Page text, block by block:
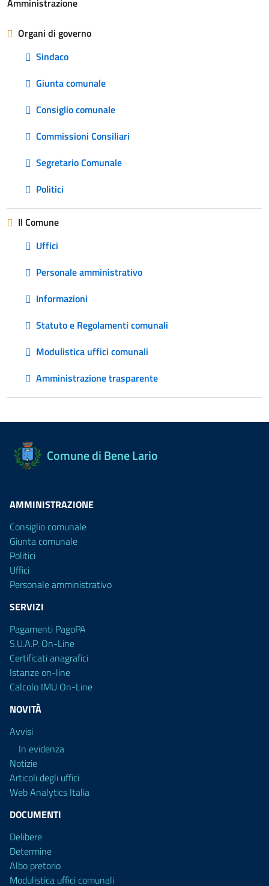
Amministrazione
Organi di governo
Sindaco
Giunta comunale
Consiglio comunale
Commissioni Consiliari
Segretario Comunale
Politici
Il Comune
Uffici
Personale amministrativo
Informazioni
Statuto e Regolamenti comunali
Modulistica uffici comunali
Amministrazione trasparente
Comune di Bene Lario
AMMINISTRAZIONE
Consiglio comunale
Giunta comunale
Politici
Uffici
Personale amministrativo
SERVIZI
Pagamenti PagoPA
S.U.A.P. On-Line
Certificati anagrafici
Istanze on-line
Calcolo IMU On-Line
NOVITÀ
Avvisi
In evidenza
Notizie
Articoli degli uffici
Web Analytics Italia
DOCUMENTI
Delibere
Determine
Albo pretorio
Modulistica uffici comunali